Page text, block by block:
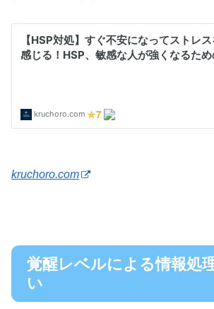
kruchoro.com
覚醒レベルによる情報処
い